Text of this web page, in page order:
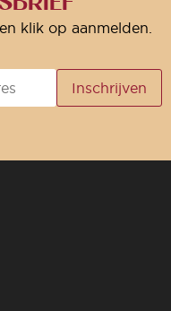
klik op aanmelden.